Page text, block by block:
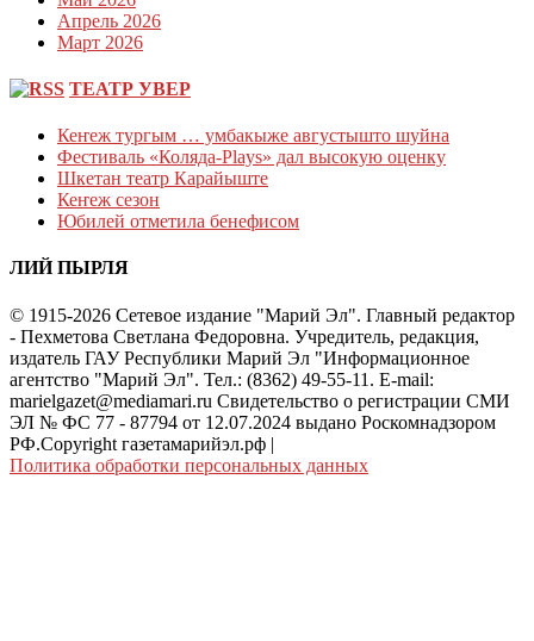
Апрель 2026
Март 2026
ТЕАТР УВЕР
Кеҥеж тургым … умбакыже августышто шуйна
Фестиваль «Коляда-Plays» дал высокую оценку
Шкетан театр Карайыште
Кеҥеж сезон
Юбилей отметила бенефисом
ЛИЙ ПЫРЛЯ
© 1915-2026 Сетевое издание "Марий Эл". Главный редактор
- Пехметова Светлана Федоровна. Учредитель, редакция,
издатель ГАУ Республики Марий Эл "Информационное
агентство "Марий Эл". Тел.: (8362) 49-55-11. E-mail:
marielgazet@mediamari.ru Свидетельство о регистрации СМИ
ЭЛ № ФС 77 - 87794 от 12.07.2024 выдано Роскомнадзором
РФ.Copyright газетамарийэл.рф |
Политика обработки персональных данных